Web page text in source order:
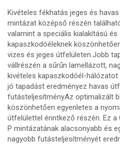
Kivételes fékhatás jeges és
mintázat középső részén
valamint a speciális kialakítású
kapaszkodóéleknek
vizes és jeges útfelületen.Jobb
vállrészén a sűrűn lamellázott,
kivételes kapaszkodóél-hálózatot
jó tapadást eredményez havas
futásteljesítményAz optimalizált
köszönhetően egyenletes a
útfelülettel érintkező részén. Ez
P mintázatának alacsonyabb és
nagyobb futásteljesítményét